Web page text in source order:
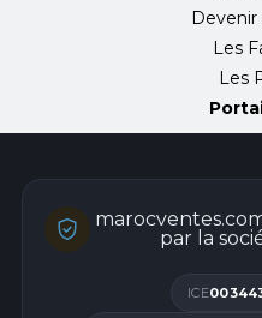
Les
Les
par la
ICE